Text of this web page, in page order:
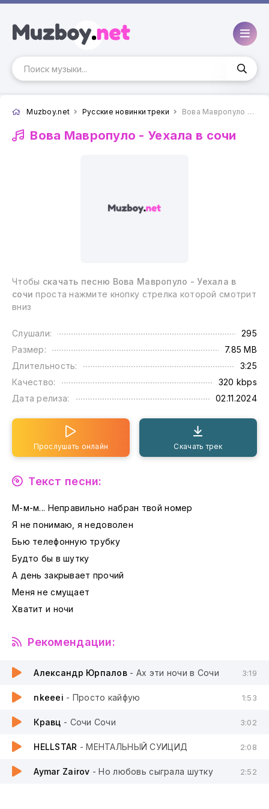
Muzboy.net Русские новинки треки Вова Мавропуло - Уехала в сочи
Вова Мавропуло - Уехала в сочи
Чтобы скачать песню Вова Мавропуло - Уехала в
сочи проста нажмите кнопку стрелка которой смотрит
вниз
Слушали:
295
Размер:
7.85 MB
Длительность:
3:25
Качество:
320 kbps
Дата релиза:
02.11.2024
Прослушать онлайн Скачать трек
Текст песни:
М-м-м... Неправильно набран твой номер
Я не понимаю, я недоволен
Бью телефонную трубку
Будто бы в шутку
А день закрывает прочий
Меня не смущает
Хватит и ночи
Рекомендации:
Александр Юрпалов - Ах эти ночи в Сочи 3:19
nkeeei - Просто кайфую 1:53
Кравц - Сочи Сочи 3:02
HELLSTAR - МЕНТАЛЬНЫЙ СУИЦИД 2:08
Aymar Zairov - Но любовь сыграла шутку 2:52